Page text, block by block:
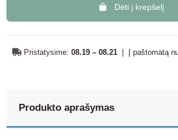
Dėti į krepšelį
Pristatysime: 08.19 – 08.21 | Į paštomatą
Produkto aprašymas